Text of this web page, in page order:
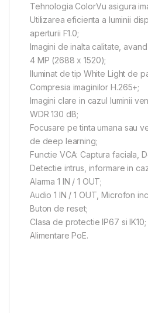
Tehnologia ColorVu asigura
Utilizarea eficienta a luminii
aperturii F1.0;
Imagini de inalta calitate,
4 MP (2688 x 1520);
Iluminat de tip White Light de
Compresia imaginilor H.265+;
Imagini clare in cazul luminii
WDR 130 dB;
Focusare pe tinta umana sau
de deep learning;
Functie VCA: Captura faciala,
Detectie intrus, informare in
Alarma 1 IN / 1 OUT;
Audio 1 IN / 1 OUT, Microfon
Buton de reset;
Clasa de protectie IP67 si IK10;
Alimentare PoE.